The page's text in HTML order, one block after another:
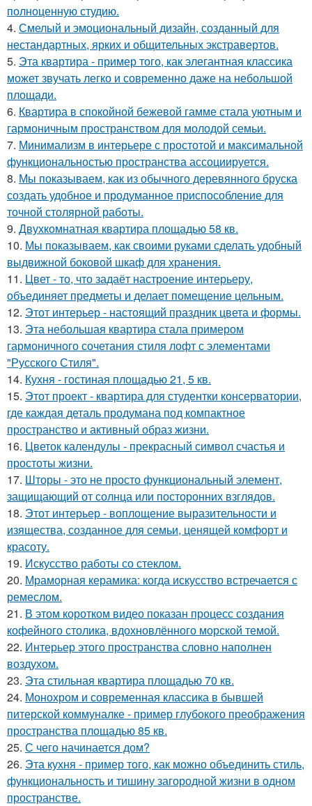
полноценную студию.
4. Смелый и эмоциональный дизайн, созданный для
нестандартных, ярких и общительных экстравертов.
5. Эта квартира - пример того, как элегантная классика
может звучать легко и современно даже на небольшой
площади.
6. Квартира в спокойной бежевой гамме стала уютным и
гармоничным пространством для молодой семьи.
7. Минимализм в интерьере с простотой и максимальной
функциональностью пространства ассоциируется.
8. Мы показываем, как из обычного деревянного бруска
создать удобное и продуманное приспособление для
точной столярной работы.
9. Двухкомнатная квартира площадью 58 кв.
10. Мы показываем, как своими руками сделать удобный
выдвижной боковой шкаф для хранения.
11. Цвет - то, что задаёт настроение интерьеру,
объединяет предметы и делает помещение цельным.
12. Этот интерьер - настоящий праздник цвета и формы.
13. Эта небольшая квартира стала примером
гармоничного сочетания стиля лофт с элементами
"Русского Стиля".
14. Кухня - гостиная площадью 21, 5 кв.
15. Этот проект - квартира для студентки консерватории,
где каждая деталь продумана под компактное
пространство и активный образ жизни.
16. Цветок календулы - прекрасный символ счастья и
простоты жизни.
17. Шторы - это не просто функциональный элемент,
защищающий от солнца или посторонних взглядов.
18. Этот интерьер - воплощение выразительности и
изящества, созданное для семьи, ценящей комфорт и
красоту.
19. Искусство работы со стеклом.
20. Мраморная керамика: когда искусство встречается с
ремеслом.
21. В этом коротком видео показан процесс создания
кофейного столика, вдохновлённого морской темой.
22. Интерьер этого пространства словно наполнен
воздухом.
23. Эта стильная квартира площадью 70 кв.
24. Монохром и современная классика в бывшей
питерской коммуналке - пример глубокого преображения
пространства площадью 85 кв.
25. С чего начинается дом?
26. Эта кухня - пример того, как можно объединить стиль,
функциональность и тишину загородной жизни в одном
пространстве.